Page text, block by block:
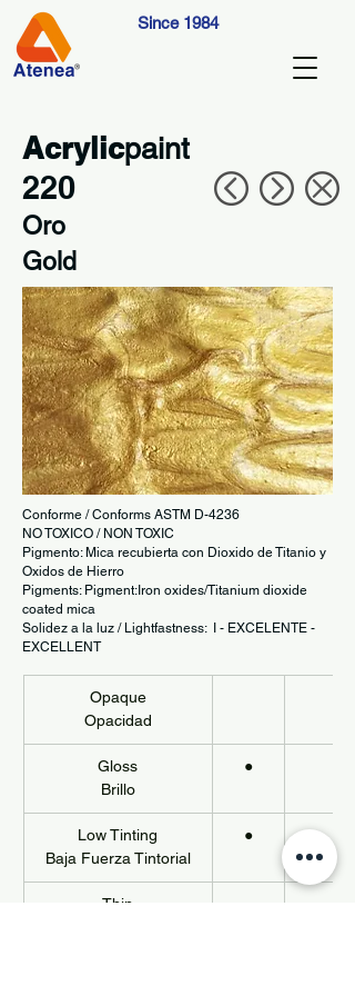
Since 1984
Acrylicpaint
220
Oro
Gold
Conforme / Conforms ASTM D-4236
NO TOXICO / NON TOXIC
Pigmento: Mica recubierta con Dioxido de Titanio y
Oxidos de Hierro
Pigments: Pigment:Iron oxides/Titanium dioxide
coated mica
Solidez a la luz / Lightfastness: I - EXCELENTE -
EXCELLENT
Opaque
Opacidad
Gloss
Brillo
●
Low Tinting
Baja Fuerza Tintorial
●
Thin